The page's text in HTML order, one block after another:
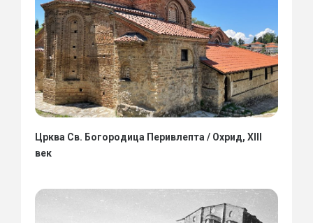
Црква Св. Богородица Перивлепта / Охрид, XIII
век